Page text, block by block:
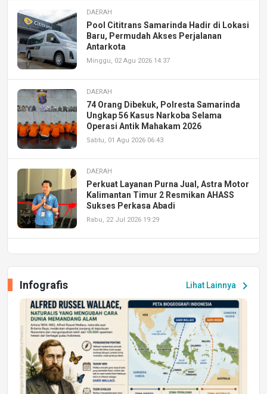
DAERAH
Pool Cititrans Samarinda Hadir di Lokasi
Baru, Permudah Akses Perjalanan
Antarkota
Minggu, 02 Agu 2026 14:37
DAERAH
74 Orang Dibekuk, Polresta Samarinda
Ungkap 56 Kasus Narkoba Selama
Operasi Antik Mahakam 2026
Sabtu, 01 Agu 2026 06:43
DAERAH
Perkuat Layanan Purna Jual, Astra Motor
Kalimantan Timur 2 Resmikan AHASS
Sukses Perkasa Abadi
Rabu, 22 Jul 2026 19:29
Peluang Kerja dan Magang
Jumat, 17 Jul 2026 22:30
DAERAH
Astra Motor Kalimantan Timur 2 Dukung
Mahasiswa Samarinda dalam Astra
Honda SDGs Future Leaders 2026
Jumat, 10 Jul 2026 19:01
Lihat Lainnya chevron_right
Infografis